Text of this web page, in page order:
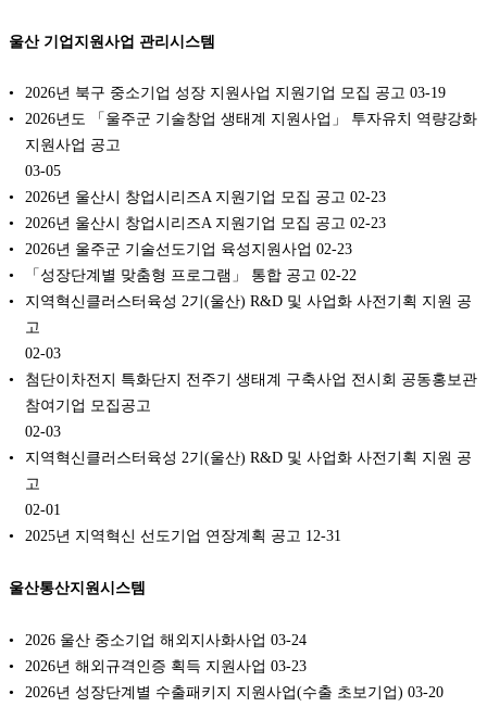
울산 기업지원사업 관리시스템
2026년 북구 중소기업 성장 지원사업 지원기업 모집 공고 03-19
2026년도 「울주군 기술창업 생태계 지원사업」 투자유치 역량강화
지원사업 공고
03-05
2026년 울산시 창업시리즈A 지원기업 모집 공고 02-23
2026년 울산시 창업시리즈A 지원기업 모집 공고 02-23
2026년 울주군 기술선도기업 육성지원사업 02-23
「성장단계별 맞춤형 프로그램」 통합 공고 02-22
지역혁신클러스터육성 2기(울산) R&D 및 사업화 사전기획 지원 공
고
02-03
첨단이차전지 특화단지 전주기 생태계 구축사업 전시회 공동홍보관
참여기업 모집공고
02-03
지역혁신클러스터육성 2기(울산) R&D 및 사업화 사전기획 지원 공
고
02-01
2025년 지역혁신 선도기업 연장계획 공고 12-31
울산통산지원시스템
2026 울산 중소기업 해외지사화사업 03-24
2026년 해외규격인증 획득 지원사업 03-23
2026년 성장단계별 수출패키지 지원사업(수출 초보기업) 03-20